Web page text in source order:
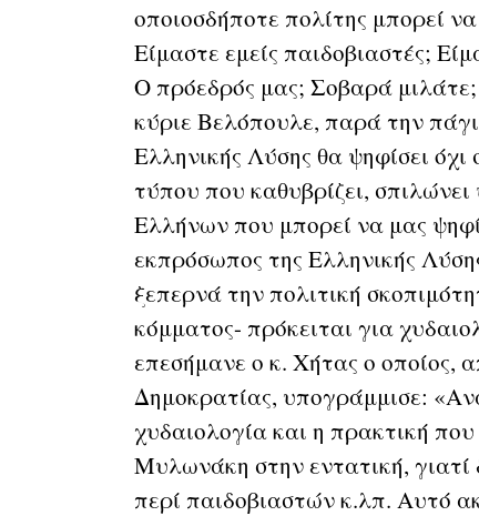
οποιοσδήποτε πολίτης μπορεί
Είμαστε εμείς παιδοβιαστές;
Ο πρόεδρός μας; Σοβαρά
κύριε Βελόπουλε, παρά την
Ελληνικής Λύσης θα ψηφίσει
τύπου που καθυβρίζει, σπιλώνει
Ελλήνων που μπορεί να μας
εκπρόσωπος της Ελληνικής
ξεπερνά την πολιτική
κόμματος- πρόκειται για
επεσήμανε ο κ. Χήτας ο οποίος,
Δημοκρατίας, υπογράμμισε:
χυδαιολογία και η πρακτική
Μυλωνάκη στην εντατική,
περί παιδοβιαστών κ.λπ. Αυτό